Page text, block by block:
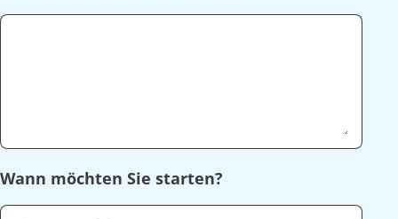
Wann möchten Sie starten?